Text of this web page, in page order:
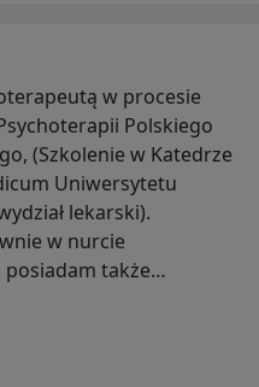
w procesie
Polskiego
(Szkolenie w Katedrze
Uniwersytetu
lekarski).
w nurcie
także
Behawioralnej
W swojej pracy
metody pracy do